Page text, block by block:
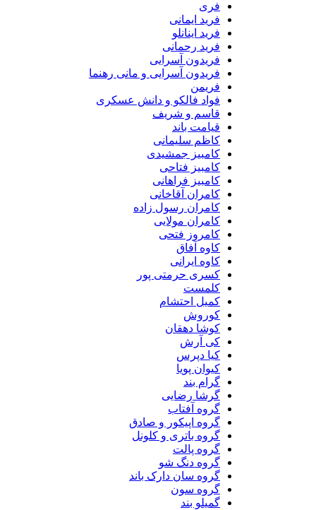
فرید ایمانی
فرید اینانلو
فرید رحمانی
فریدون آسرایی
فریدون آسرایی و مانی رهنما
فواد فالکو و دانش عسکری
قاسم و شریف
قیامت باند
کاظم سلیمانی
کامبیز جمشیدی
کامبیز فتاحی
کامبیز فراهانی
کامران آقاخانی
کامران رسول زاده
کامران مولایی
کامروز فتحی
کاوه آفاق
کاوه ایرانی
کسری حرمتی پور
کلمست
کمیل احتشام
کوروش
کوشا دهقان
کی آرش
کیا دپرس
کیوان پویا
گرام بند
گرشا رضایی
گروه آفتاب
گروه اپیکور و صادق
گروه باتری و کلونل
گروه پالت
گروه دنگ شو
گروه سان دارک باند
گروه سون
گمیلو بند